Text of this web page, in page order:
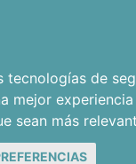
de
mejor
sean más